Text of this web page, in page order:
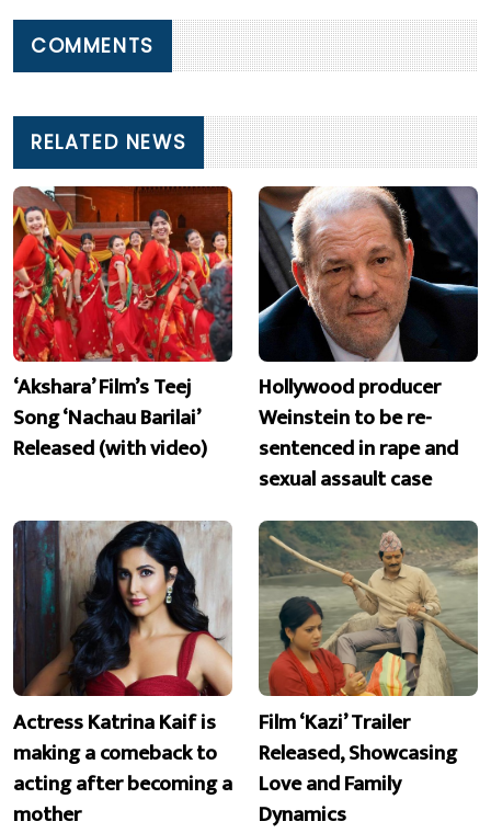
COMMENTS
RELATED NEWS
‘Akshara’ Film’s Teej
Song ‘Nachau Barilai’
Released (with video)
Hollywood producer
Weinstein to be re-
sentenced in rape and
sexual assault case
Actress Katrina Kaif is
making a comeback to
acting after becoming a
mother
Film ‘Kazi’ Trailer
Released, Showcasing
Love and Family
Dynamics